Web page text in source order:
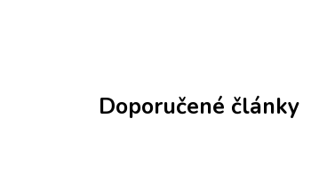
Doporučené články